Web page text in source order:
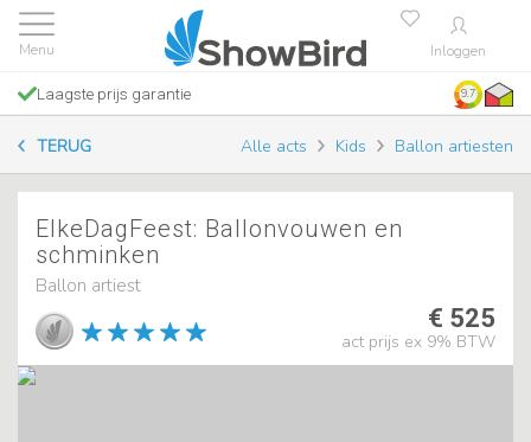
Inloggen
Laagste prijs garantie 9.7
TERUG Alle acts Kids Ballon artiesten
ElkeDagFeest: Ballonvouwen en
schminken
Ballon artiest
€ 525
act prijs ex 9% BTW